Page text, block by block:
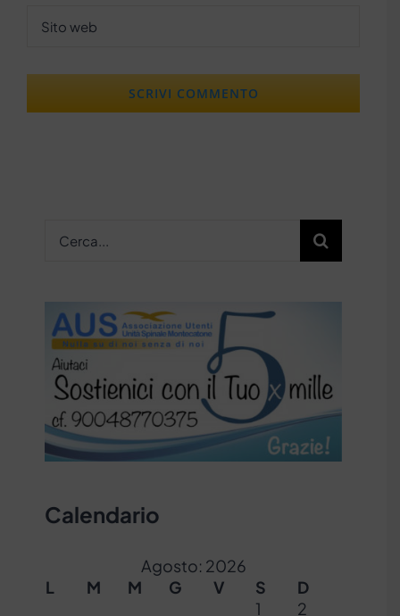
per:
Calendario
Agosto: 2026
L
M M G V S
D
1
2